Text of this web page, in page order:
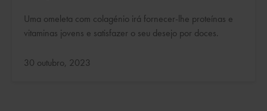
Uma omeleta com colagénio irá fornecer-lhe proteínas e
vitaminas jovens e satisfazer o seu desejo por doces.
Atualizado:
30 outubro, 2023